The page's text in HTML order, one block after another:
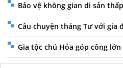
Bảo vệ không gian di sản
Câu chuyện tháng Tư với gia
Gia tộc chú Hỏa góp công